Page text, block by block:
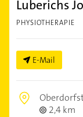
Luberichs
PHYSIOTHERAPIE
E-Mail
2,4 km